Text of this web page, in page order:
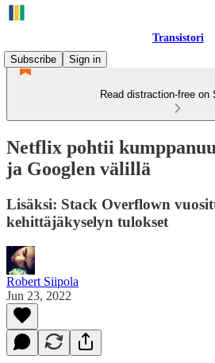
Transistori
Subscribe
Sign in
Read distraction-free on
Netflix pohtii
ja Googlen välillä
Lisäksi: Stack Overflown
kehittäjäkyselyn tulokset
Robert Siipola
Jun 23, 2022